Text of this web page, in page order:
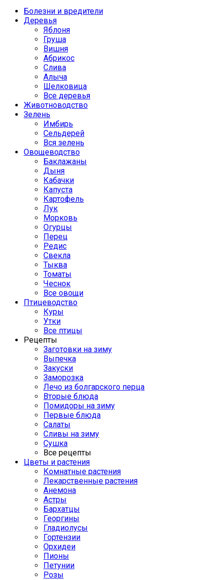
Болезни и вредители
Деревья
Яблоня
Груша
Вишня
Абрикос
Слива
Алыча
Шелковица
Все деревья
Животноводство
Зелень
Имбирь
Сельдерей
Вся зелень
Овощеводство
Баклажаны
Дыня
Кабачки
Капуста
Картофель
Лук
Морковь
Огурцы
Перец
Редис
Свекла
Тыква
Томаты
Чеснок
Все овощи
Птицеводство
Куры
Утки
Все птицы
Рецепты
Заготовки на зиму
Выпечка
Закуски
Заморозка
Лечо из болгарского перца
Вторые блюда
Помидоры на зиму
Первые блюда
Салаты
Сливы на зиму
Сушка
Все рецепты
Цветы и растения
Комнатные растения
Лекарственные растения
Анемона
Астры
Бархатцы
Георгины
Гладиолусы
Гортензии
Орхидеи
Пионы
Петунии
Розы